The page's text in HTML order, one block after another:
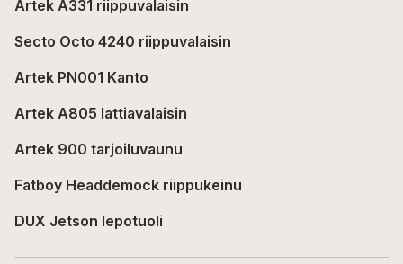
Artek A331 riippuvalaisin
Secto Octo 4240 riippuvalaisin
Artek PN001 Kanto
Artek A805 lattiavalaisin
Artek 900 tarjoiluvaunu
Fatboy Headdemock riippukeinu
DUX Jetson lepotuoli